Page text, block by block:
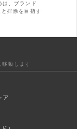
、ブランド
と排除を目指す
移動します
ア